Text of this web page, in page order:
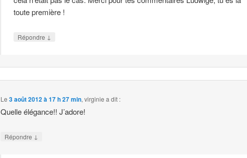
toute première !
Répondre ↓
Le3 août 2012 à 17 h 27 min,virginie a dit :
Quelle élégance!! J’adore!
Répondre ↓